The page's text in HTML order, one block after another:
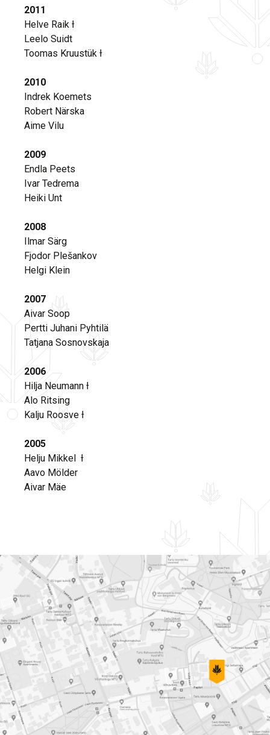
2011
Helve Raik Ɨ
Leelo Suidt
Toomas Kruustük Ɨ
2010
Indrek Koemets
Robert Närska
Aime Vilu
2009
Endla Peets
Ivar Tedrema
Heiki Unt
2008
Ilmar Särg
Fjodor Plešankov
Helgi Klein
2007
Aivar Soop
Pertti Juhani Pyhtilä
Tatjana Sosnovskaja
2006
Hilja Neumann Ɨ
Alo Ritsing
Kalju Roosve Ɨ
2005
Helju Mikkel Ɨ
Aavo Mölder
Aivar Mäe